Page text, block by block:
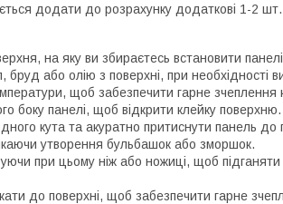
додати до розрахунку додаткові 1-2 шт.
на яку ви збираєтесь встановити
або олію з поверхні, при необхідності
щоб забезпечити гарне зчеплення
боку панелі, щоб відкрити клейку поверхню.
кута та акуратно притиснути панель
утворення бульбашок або зморшок.
при цьому ніж або ножиці, щоб
до поверхні, щоб забезпечити гарне